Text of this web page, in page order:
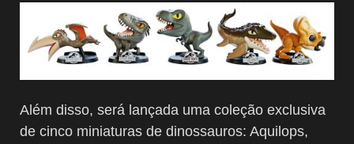
Além disso, será lançada uma coleção exclusiva
de cinco miniaturas de dinossauros: Aquilops,